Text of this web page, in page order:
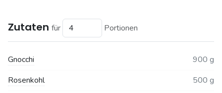
Zutaten für Portionen
Gnocchi
900 g
Rosenkohl
500 g